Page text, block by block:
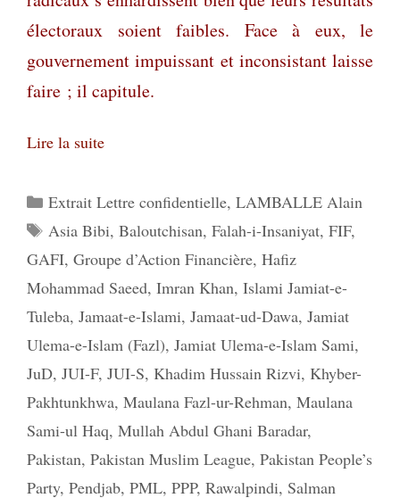
électoraux soient faibles. Face à eux, le
gouvernement impuissant et inconsistant laisse
faire ; il capitule.
Lire la suite
Catégories
Extrait Lettre confidentielle, LAMBALLE Alain
Étiquettes
Asia Bibi, Baloutchisan, Falah-i-Insaniyat, FIF,
GAFI, Groupe d’Action Financière, Hafiz
Mohammad Saeed, Imran Khan, Islami Jamiat-e-
Tuleba, Jamaat-e-Islami, Jamaat-ud-Dawa, Jamiat
Ulema-e-Islam (Fazl), Jamiat Ulema-e-Islam Sami,
JuD, JUI-F, JUI-S, Khadim Hussain Rizvi, Khyber-
Pakhtunkhwa, Maulana Fazl-ur-Rehman, Maulana
Sami-ul Haq, Mullah Abdul Ghani Baradar,
Pakistan, Pakistan Muslim League, Pakistan People’s
Party, Pendjab, PML, PPP, Rawalpindi, Salman